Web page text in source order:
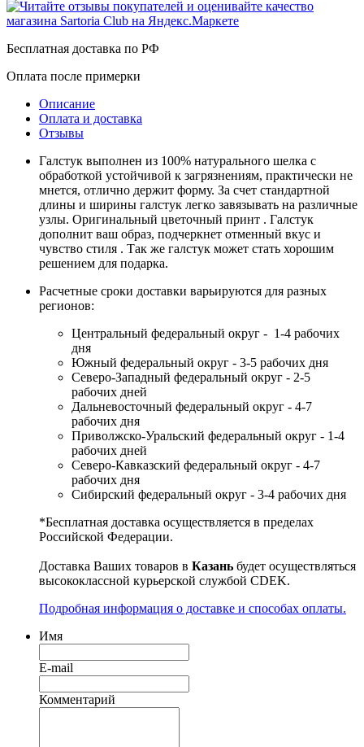
Бесплатная доставка по РФ
Оплата после примерки
Описание
Оплата и доставка
Отзывы
Галстук выполнен из 100% натурального шелка с
обработкой устойчивой к загрязнениям, практически не
мнется, отлично держит форму. За счет стандартной
длины и ширины галстук легко завязывать на различные
узлы. Оригинальный цветочный принт . Галстук
дополнит ваш образ, подчеркнет отменный вкус и
чувство стиля . Так же галстук может стать хорошим
решением для подарка.
Расчетные сроки доставки варьируются для разных
регионов:
Центральный федеральный округ - 1-4 рабочих
дня
Южный федеральный округ - 3-5 рабочих дня
Северо-Западный федеральный округ - 2-5
рабочих дней
Дальневосточный федеральный округ - 4-7
рабочих дня
Приволжско-Уральский федеральный округ - 1-4
рабочих дней
Северо-Кавказский федеральный округ - 4-7
рабочих дня
Сибирский федеральный округ - 3-4 рабочих дня
*Бесплатная доставка осуществляется в пределах
Российской Федерации.
Доставка Ваших товаров в Казань будет осуществляться
высококлассной курьерской службой CDEK.
Подробная информация о доставке и способах оплаты.
Имя
E-mail
Комментарий